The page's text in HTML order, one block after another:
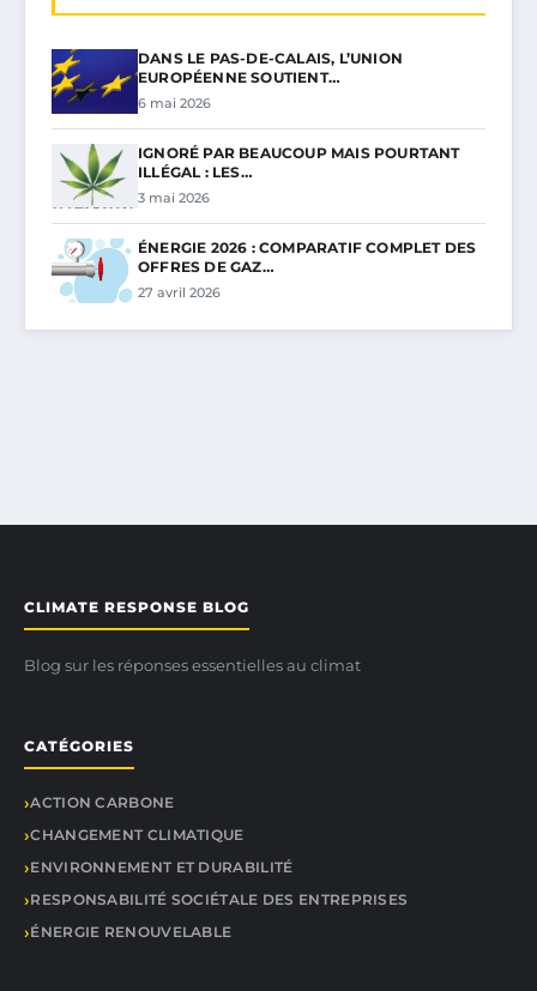
DANS LE PAS-DE-CALAIS, L’UNION
EUROPÉENNE SOUTIENT…
6 mai 2026
IGNORÉ PAR BEAUCOUP MAIS POURTANT
ILLÉGAL : LES…
3 mai 2026
ÉNERGIE 2026 : COMPARATIF COMPLET DES
OFFRES DE GAZ…
27 avril 2026
CLIMATE RESPONSE BLOG
Blog sur les réponses essentielles au climat
CATÉGORIES
ACTION CARBONE
CHANGEMENT CLIMATIQUE
ENVIRONNEMENT ET DURABILITÉ
RESPONSABILITÉ SOCIÉTALE DES ENTREPRISES
ÉNERGIE RENOUVELABLE